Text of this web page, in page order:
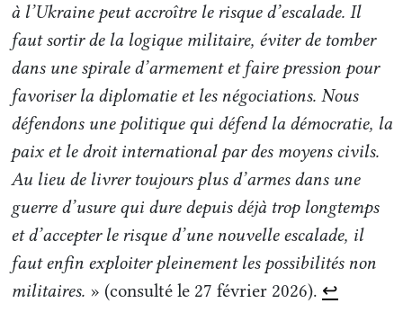
des bataillons ordinaires des forces armées
ukrainiennes.
Notre groupe a ensuite commencé à
travailler sur le complexe militaro-
industriel russe. L’objectif était de
déterminer quelles entreprises
occidentales étaient impliquées et lui
permettaient de fonctionner. Nous avons
créé un site web,antimilitary.network
à l’Ukraine peut accroître le risque d’escalade. Il
faut sortir de la logique militaire, éviter de tomber
dans une spirale d’armement et faire pression pour
favoriser la diplomatie et les négociations. Nous
défendons une politique qui défend la démocratie, la
paix et le droit international par des moyens civils.
Au lieu de livrer toujours plus d’armes dans une
guerre d’usure qui dure depuis déjà trop longtemps
et d’accepter le risque d’une nouvelle escalade, il
faut enfin exploiter pleinement les possibilités non
militaires. » (consulté le 27 février 2026). ↩︎